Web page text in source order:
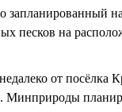
песков на
от посёлка